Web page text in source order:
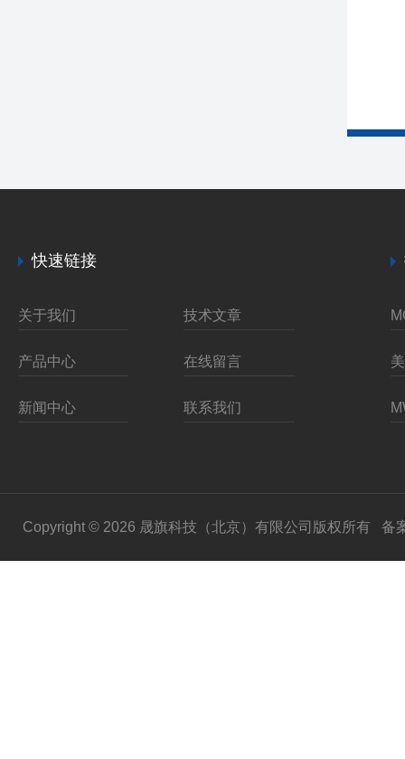
快速链接
关于我们 技术文章
产品中心 在线留言
新闻中心 联系我们
Copyright © 2026 晟旗科技（北京）有限公司版权所有 备